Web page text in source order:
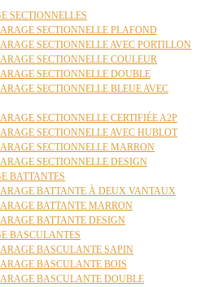
SECTIONNELLES
SECTIONNELLE PLAFOND
SECTIONNELLE AVEC PORTILLON
SECTIONNELLE COULEUR
SECTIONNELLE DOUBLE
SECTIONNELLE BLEUE AVEC
SECTIONNELLE CERTIFIÉE A2P
SECTIONNELLE AVEC HUBLOT
SECTIONNELLE MARRON
SECTIONNELLE DESIGN
BATTANTES
BATTANTE À DEUX VANTAUX
BATTANTE MARRON
BATTANTE DESIGN
BASCULANTES
BASCULANTE SAPIN
BASCULANTE BOIS
BASCULANTE DOUBLE